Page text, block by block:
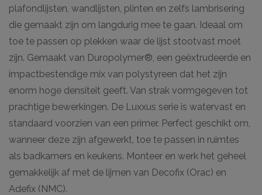
plafondlijsten, wandlijsten, plinten en zelfs lambrisering
die gemaakt zijn om langdurig mee te gaan. Ideaal om
toe te passen op plekken waar de lijst stootvast moet
zijn. Gemaakt van Duropolymer®, een geëxtrudeerde en
impactbestendige mix van polystyreen dat het zijn
enorm hoge densiteit geeft. Van strak vormgegeven tot
prachtige bewerkingen. De Luxxus serie is watervast en
standaard voorzien van een primer. Perfect geschikt om,
wanneer deze zijn afgewerkt, toe te passen in ruimtes
als badkamers en keukens. Monteer en werk het geheel
gemakkelijk af met de lijmen van Decofix (Orac) en
Adefix (NMC).